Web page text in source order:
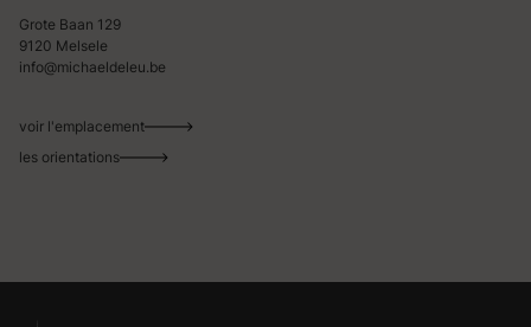
Grote Baan 129
9120 Melsele
info@michaeldeleu.be
voir l'emplacement
les orientations